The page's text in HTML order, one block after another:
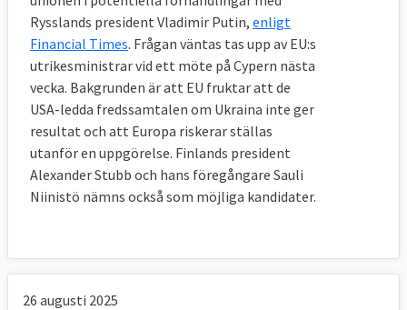
Rysslands president Vladimir Putin, enligt
Financial Times. Frågan väntas tas upp av EU:s
utrikesministrar vid ett möte på Cypern nästa
vecka. Bakgrunden är att EU fruktar att de
USA-ledda fredssamtalen om Ukraina inte ger
resultat och att Europa riskerar ställas
utanför en uppgörelse. Finlands president
Alexander Stubb och hans föregångare Sauli
Niinistö nämns också som möjliga kandidater.
26 augusti 2025